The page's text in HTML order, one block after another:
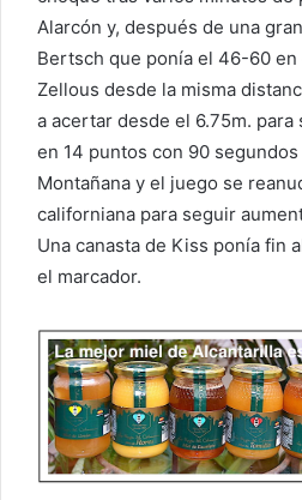
Alarcón y, después de una
Bertsch que ponía el 46-60
Zellous desde la misma
a acertar desde el 6.75m.
en 14 puntos con 90
Montañana y el juego se
californiana para seguir
Una canasta de Kiss ponía fin
el marcador.